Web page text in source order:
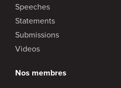
Speeches
Statements
Submissions
Videos
Nos membres